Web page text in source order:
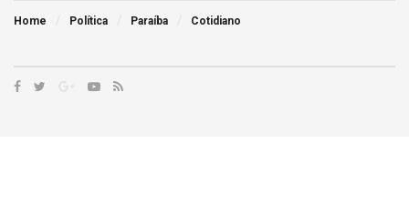
Home Política Paraíba Cotidiano